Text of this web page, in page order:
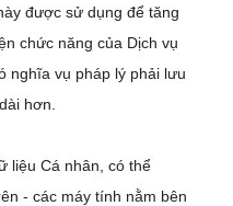
được sử dụng để tăng
chức năng của Dịch vụ
nghĩa vụ pháp lý phải lưu
hơn.
liệu Cá nhân, có thể
- các máy tính nằm bên